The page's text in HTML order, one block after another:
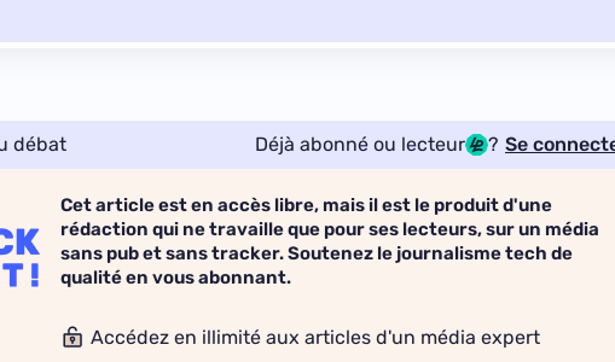
débat Déjà abonné ou lecteur ? Se
Cet article est en accès libre, mais il est le produit d'une
rédaction qui ne travaille que pour ses lecteurs, sur un média
sans pub et sans tracker. Soutenez le journalisme tech de
qualité en vous abonnant.
Accédez en illimité aux articles d'un média expert